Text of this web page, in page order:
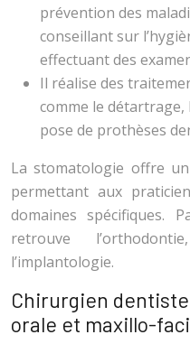
prévention des
conseillant sur
effectuant des
Il réalise des
comme le détartrage,
pose de prothèses
La stomatologie offre
permettant aux
domaines spécifiques.
retrouve
l’implantologie.
Chirurgien
orale et maxillo-